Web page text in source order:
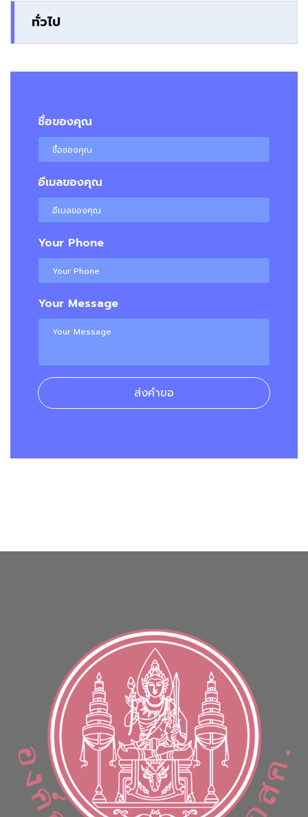
ทั่วไป
ชื่อของคุณ
อีเมลของคุณ
Your Phone
Your Message
ส่งคำขอ